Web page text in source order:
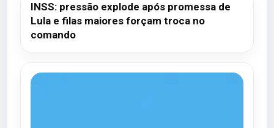
INSS: pressão explode após promessa de
Lula e filas maiores forçam troca no
comando